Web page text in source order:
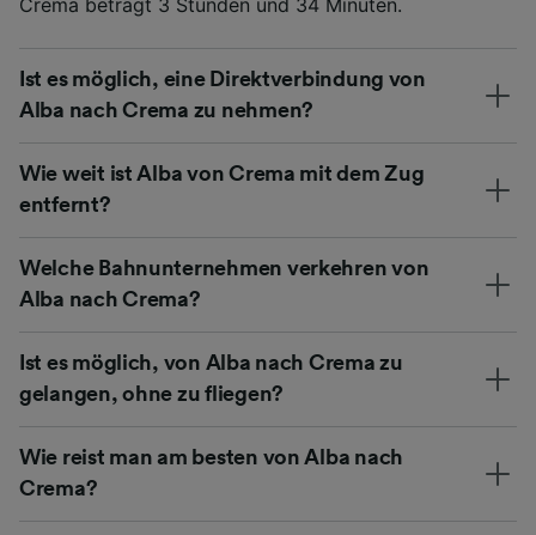
Ist es möglich, eine Direktverbindung von
Alba nach Crema zu nehmen?
Wie weit ist Alba von Crema mit dem Zug
entfernt?
Welche Bahnunternehmen verkehren von
Alba nach Crema?
Ist es möglich, von Alba nach Crema zu
gelangen, ohne zu fliegen?
Wie reist man am besten von Alba nach
Crema?